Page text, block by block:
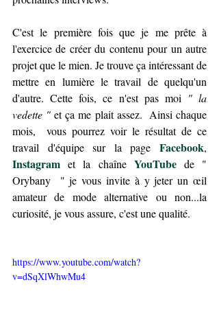
C'est le première fois que je me prête à
l'exercice de créer du contenu pour un autre
projet que le mien. Je trouve ça intéressant de
mettre en lumière le travail de quelqu'un
d'autre. Cette fois, ce n'est pas moi " la
vedette " et ça me plait assez.  Ainsi chaque
mois,  vous pourrez voir le résultat de ce
travail d'équipe sur la page Facebook
Instagram et la chaîne YouTube de "
Orybany  " je vous invite à y jeter un œil
amateur de mode alternative ou non...la
curiosité, je vous assure, c'est une qualité.
https://www.youtube.com/watch?
v=dSqXlWhwMu4